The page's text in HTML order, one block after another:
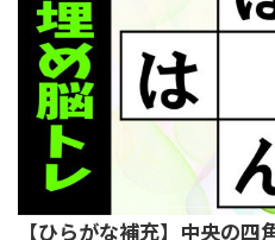
【ひらがな補充】中央の四